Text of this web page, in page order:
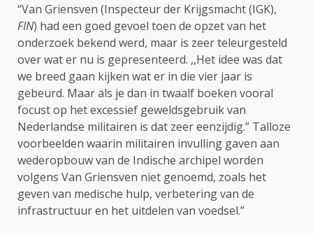
“Van Griensven (Inspecteur der Krijgsmacht (IGK),
FIN) had een goed gevoel toen de opzet van het
onderzoek bekend werd, maar is zeer teleurgesteld
over wat er nu is gepresenteerd. ,,Het idee was dat
we breed gaan kijken wat er in die vier jaar is
gebeurd. Maar als je dan in twaalf boeken vooral
focust op het excessief geweldsgebruik van
Nederlandse militairen is dat zeer eenzijdig.” Talloze
voorbeelden waarin militairen invulling gaven aan
wederopbouw van de Indische archipel worden
volgens Van Griensven niet genoemd, zoals het
geven van medische hulp, verbetering van de
infrastructuur en het uitdelen van voedsel.”